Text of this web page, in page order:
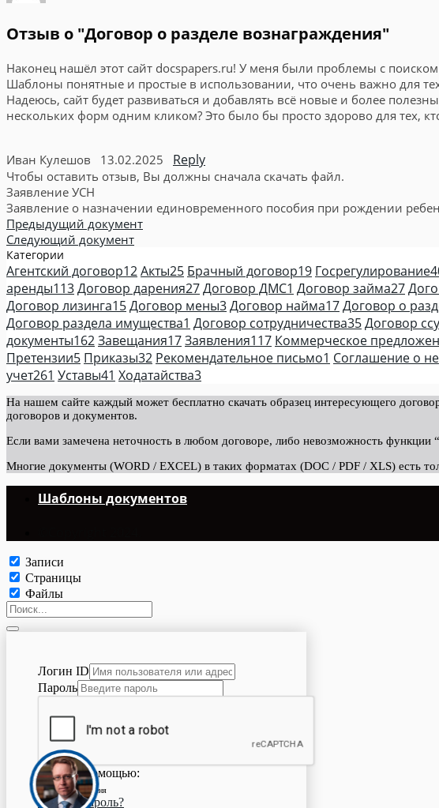
Отзыв о "Договор о разделе вознаграждения"
Наконец нашёл этот сайт docspapers.ru! У меня были проблемы с
Шаблоны понятные и простые в использовании, что очень важно для
Надеюсь, сайт будет развиваться и добавлять всё новые и более
нескольких форм одним кликом? Это было бы просто здорово для тех,
Иван Кулешов 13.02.2025 Reply
Чтобы оставить отзыв, Вы должны сначала скачать файл.
Заявление УСН
Заявление о назначении единовременного пособия при рождении
Предыдущий документ
Следующий документ
Категории
Агентский договор12Акты25 Брачный договор19 Госрегулирование
аренды113Договор дарения27Договор ДМС1 Договор займа27
Договор лизинга15Договор мены3Договор найма17Договор о
Договор раздела имущества1 Договор сотрудничества35Договор
документы162Завещания17Заявления117 Коммерческое
Претензии5 Приказы32 Рекомендательное письмо1 Соглашение о
учет261 Уставы41 Ходатайства3
На нашем сайте каждый может бесплатно скачать образец интересующего
договоров и документов.
Если вами замечена неточность в любом договоре, либо невозможность функции
Многие документы (WORD / EXCEL) в таких форматах (DOC / PDF / XLS) есть
Шаблоны документов
Записи
Страницы
Файлы
Логин ID
Пароль
Войти с помощью:
Запомнить меня
Забыли пароль?